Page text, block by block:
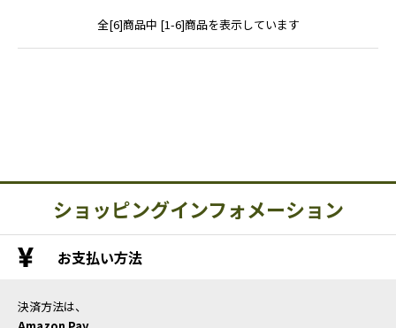
全[6]商品中 [1-6]商品を表示しています
ショッピングインフォメーション
お支払い方法
決済方法は、